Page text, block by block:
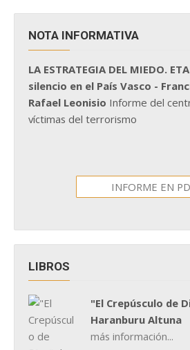
NOTA INFORMATIVA
LA ESTRATEGIA DEL MIEDO.
silencio en el País Vasco -
Rafael Leonisio Informe del
víctimas del terrorismo
INFORME EN
LIBROS
"El Crepúsculo de
Haranburu Altuna
más información...